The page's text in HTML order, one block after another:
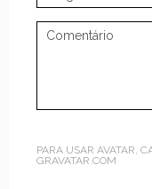
PARA USAR AVATAR,
GRAVATAR.COM